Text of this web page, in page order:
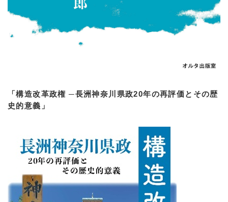
「構造改革政権 ─長洲神奈川県政20年の再評価とその歴
史的意義」